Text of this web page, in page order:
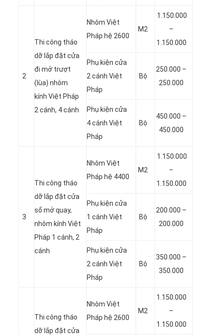
2
Thi công tháo
dỡ lắp đặt cửa
đi mở trượt
(lùa) nhôm
kính Việt Pháp
2 cánh, 4 cánh
Nhôm Việt
Pháp hệ 2600
M2
1.150.000
–
1.150.000
Phụ kiện cửa
2 cánh Việt
Pháp
Bộ
250.000 –
250.000
Phụ kiện cửa
4 cánh Việt
Pháp
Bộ
450.000 –
450.000
3
Thi công tháo
dỡ lắp đặt cửa
sổ mở quay,
nhôm kính Việt
Pháp 1 cánh, 2
cánh
Nhôm Việt
Pháp hệ 4400
M2
1.150.000
–
1.150.000
Phụ kiện cửa
1 cánh Việt
Pháp
Bộ
200.000 –
200.000
Phụ kiện cửa
2 cánh Việt
Pháp
Bộ
350.000 –
350.000
Thi công tháo
dỡ lắp đặt cửa
Nhôm Việt
Pháp hệ 2600
M2
1.150.000
–
1.150.000